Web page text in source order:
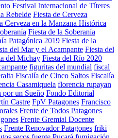
Festival Internacional de Títeres
Rebelde Fiesta de Cerveza
Cerveza en la Manzana Histórica
Fiesta de la Soberanía
Patagónica 2019 Fiesta de la
del Mar y el Acampante Fiesta del
del Michay Fiesta del Río 2020
figuritas del mundial fiscal
Fiscalía de Cinco Saltos Fiscalía
Casamiquela florencia rupayan
por un Sueño Fondo Editorial
Castre FpV Patagones Francisco
Frente de Todos Patagones
Frente Gremial Docente
Frente Renovador Patagones friki